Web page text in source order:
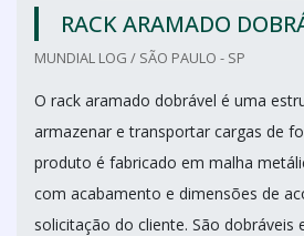
RACK ARAMADO
MUNDIAL LOG / SÃO PAULO - SP
O rack aramado dobrável é uma
armazenar e transportar cargas de
produto é fabricado em malha
com acabamento e dimensões de
solicitação do cliente. São dobráveis